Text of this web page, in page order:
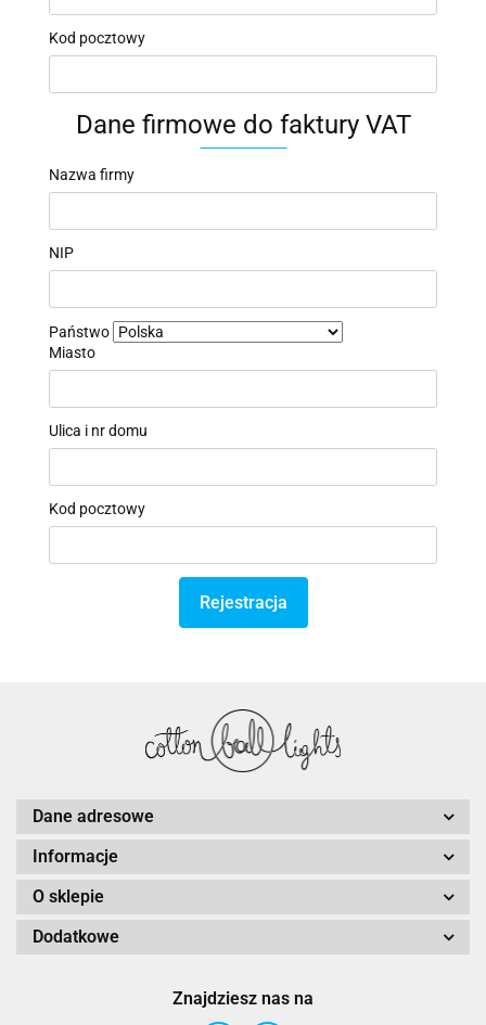
Kod pocztowy
Dane firmowe do faktury VAT
Nazwa firmy
NIP
Państwo
Miasto
Ulica i nr domu
Kod pocztowy
Rejestracja
Dane adresowe
Informacje
O sklepie
Dodatkowe
Znajdziesz nas na